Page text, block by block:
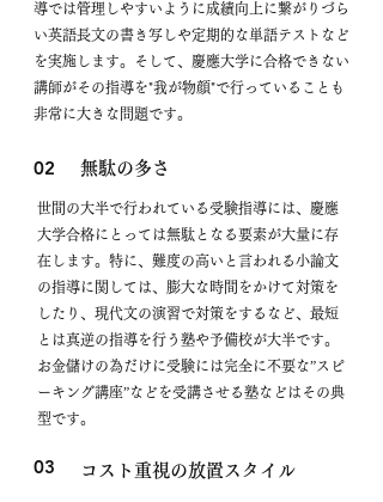
導では管理しやすいように成績向上に繋がりづら
い英語長文の書き写しや定期的な単語テストなど
を実施します。そして、慶應大学に合格できない
講師がその指導を"我が物顔"で行っていることも
非常に大きな問題です。
02 ​無駄の多さ
世間の大半で行われている受験指導には、慶應
大学合格にとっては無駄となる要素が大量に存
在します。特に、難度の高いと言われる小論文
の指導に関しては、膨大な時間をかけて対策を
したり、現代文の演習で対策をするなど、最短
とは真逆の指導を行う塾や予備校が大半です。
お金儲けの為だけに受験には完全に不要な”スピ
ーキング講座”などを受講させる塾などはその典
型です。
03 ​コスト重視の放置スタイル